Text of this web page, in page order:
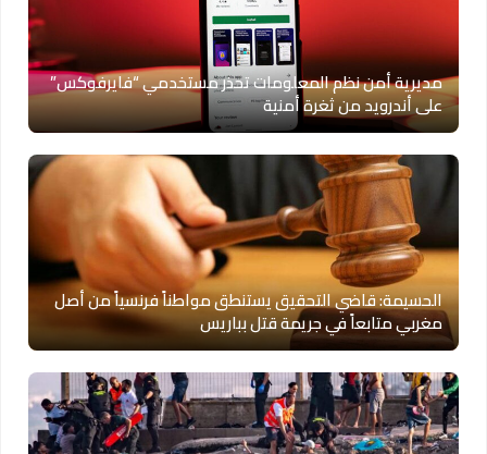
مديرية أمن نظم المعلومات تحذر مستخدمي “فايرفوكس”
على أندرويد من ثغرة أمنية
الحسيمة: قاضي التحقيق يستنطق مواطناً فرنسياً من أصل
مغربي متابعاً في جريمة قتل بباريس